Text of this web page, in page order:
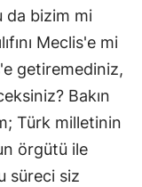
da bizim mi
Meclis'e mi
getiremediniz,
Bakın
Türk milletinin
örgütü ile
süreci siz